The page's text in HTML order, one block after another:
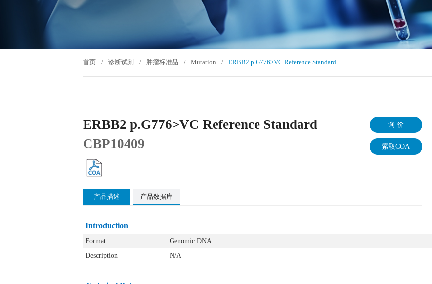
首页 / 诊断试剂 / 肿瘤标准品 / Mutation / ERBB2 p.G776>VC Reference Standard
ERBB2 p.G776>VC Reference Standard
CBP10409
询 价
索取COA
产品描述 产品数据库
Introduction
Format
Genomic DNA
Description
N/A